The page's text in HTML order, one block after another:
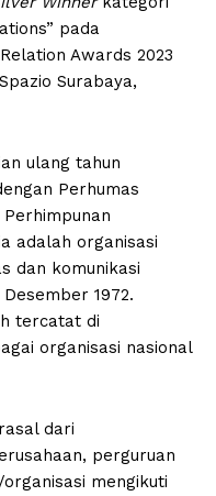
pada
Awards 2023
Surabaya,
ulang tahun
Perhumas
adalah organisasi
dan komunikasi
1972.
tercatat di
organisasi nasional
dari
perguruan
mengikuti